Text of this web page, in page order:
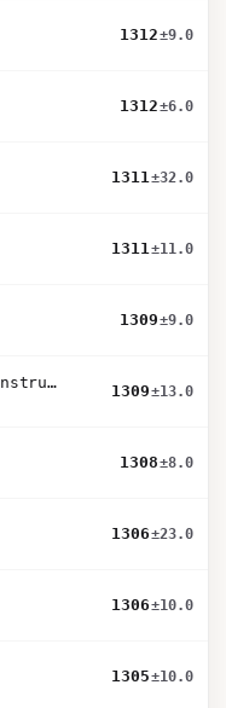
1312±9.0
1312±6.0
1311±32.0
1311±11.0
1309±9.0
llama-4-scout-17b-16e-instruct
1309±13.0
1308±8.0
1306±23.0
1306±10.0
1305±10.0